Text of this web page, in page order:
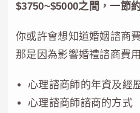
$3750~$5000之間，一節
你或許會想知道婚姻諮商
那是因為影響婚禮諮商費
心理諮商師的年資及經
心理諮商師諮商的方式